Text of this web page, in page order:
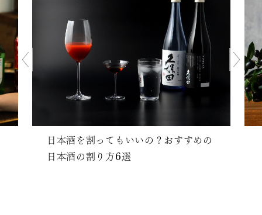
日本酒を割ってもいいの？おすすめの
日本酒の割り方6選